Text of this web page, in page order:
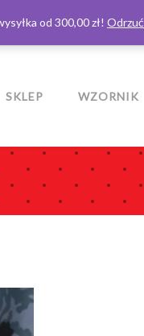
SKLEP WZORNIK
od 300,00 zł! Odrzuć